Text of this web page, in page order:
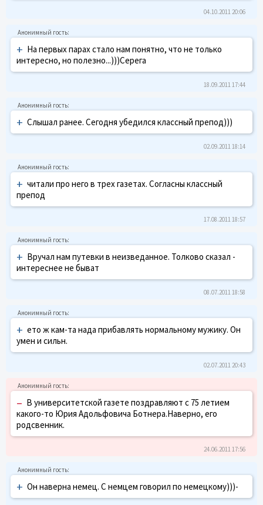
04.10.2011 20:06
+ На первых парах стало нам понятно, что не только
интересно, но полезно...)))Серега
18.09.2011 17:44
+ Слышал ранее. Сегодня убедился классный препод)))
02.09.2011 18:14
+ читали про него в трех газетах. Согласны классный
препод
17.08.2011 18:57
+ Вручал нам путевки в неизведанное. Толково сказал -
интереснее не быват
08.07.2011 18:58
+ ето ж кам-та нада прибавлять нормальному мужику. Он
умен и сильн.
02.07.2011 20:43
– В университетской газете поздравляют с 75 летием
какого-то Юрия Адольфовича Ботнера.Наверно, его
родсвенник.
24.06.2011 17:56
+ Он наверна немец. С немцем говорил по немецкому)))-